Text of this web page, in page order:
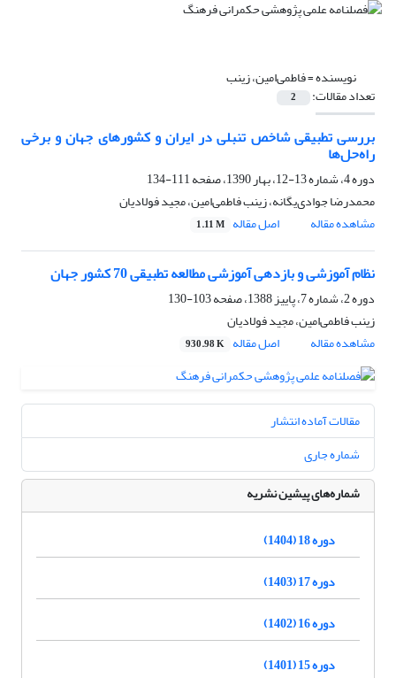
نویسنده =فاطمی‌امین، زینب
تعداد مقالات: 2
بررسی تطبیقی شاخص تنبلی در ایران و کشورهای جهان و برخی
راه‌حل‌ها
دوره 4، شماره 13-12، بهار 1390، صفحه
111-134
محمدرضا جوادی‌یگانه، زینب فاطمی‌امین، مجید فولادیان
مشاهده مقاله
اصل مقاله 1.11 M
نظام آموزشی و بازدهی آموزشی مطالعه تطبیقی 70 کشور جهان
دوره 2، شماره 7، پاییز 1388، صفحه
103-130
زینب فاطمی‌امین، مجید فولادیان
مشاهده مقاله
اصل مقاله 930.98 K
مقالات آماده انتشار
شماره جاری
شماره‌های پیشین نشریه
دوره 18 (1404)
دوره 17 (1403)
دوره 16 (1402)
دوره 15 (1401)